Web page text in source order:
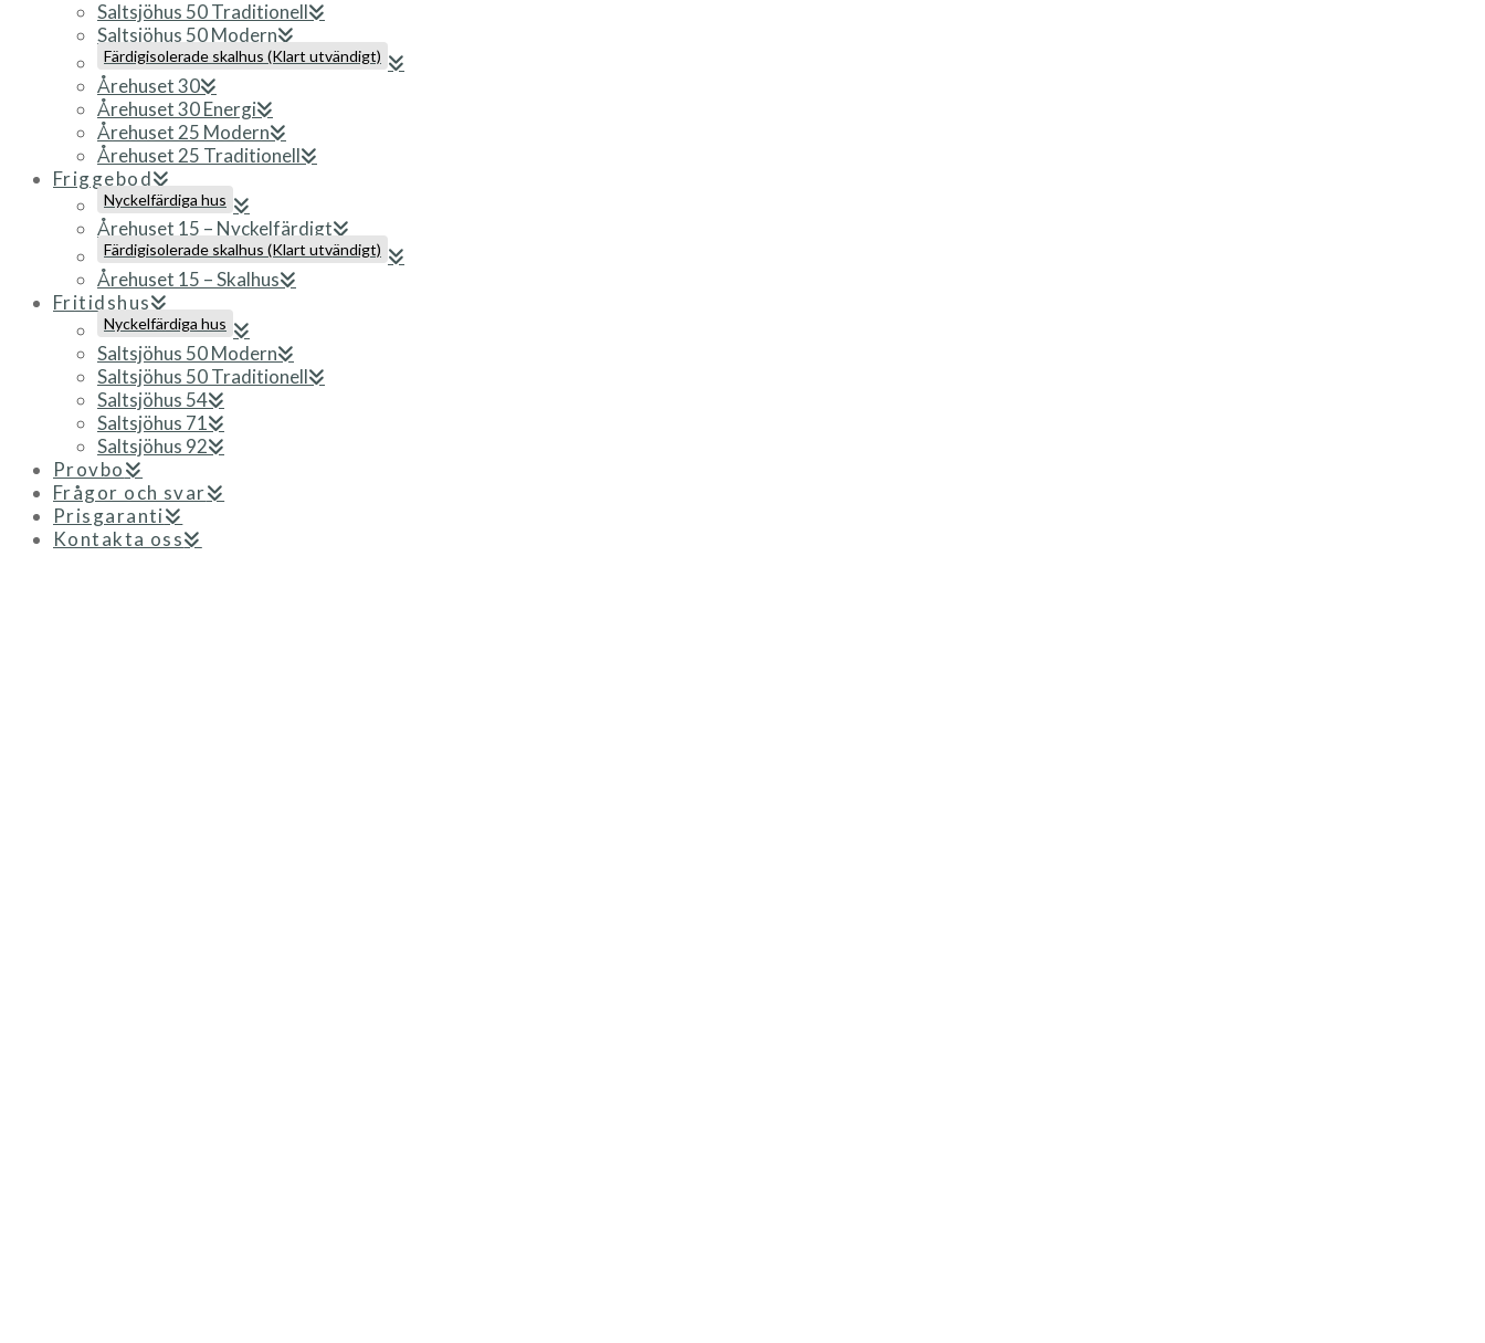
Saltsjöhus 50 Traditionell
Saltsjöhus 50 Modern
Färdigisolerade skalhus (Klart utvändigt)
Årehuset 30
Årehuset 30 Energi
Årehuset 25 Modern
Årehuset 25 Traditionell
Friggebod
Nyckelfärdiga hus
Årehuset 15 – Nyckelfärdigt
Färdigisolerade skalhus (Klart utvändigt)
Årehuset 15 – Skalhus
Fritidshus
Nyckelfärdiga hus
Saltsjöhus 50 Modern
Saltsjöhus 50 Traditionell
Saltsjöhus 54
Saltsjöhus 71
Saltsjöhus 92
Provbo
Frågor och svar
Prisgaranti
Kontakta oss